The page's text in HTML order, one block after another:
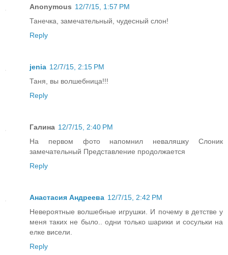
Anonymous 12/7/15, 1:57 PM
Танечка, замечательный, чудесный слон!
Reply
jenia 12/7/15, 2:15 PM
Таня, вы волшебница!!!
Reply
Галина 12/7/15, 2:40 PM
На первом фото напомнил неваляшку Слоник
замечательный Представление продолжается
Reply
Анастасия Андреева 12/7/15, 2:42 PM
Невероятные волшебные игрушки. И почему в детстве у
меня таких не было.. одни только шарики и сосульки на
елке висели.
Reply